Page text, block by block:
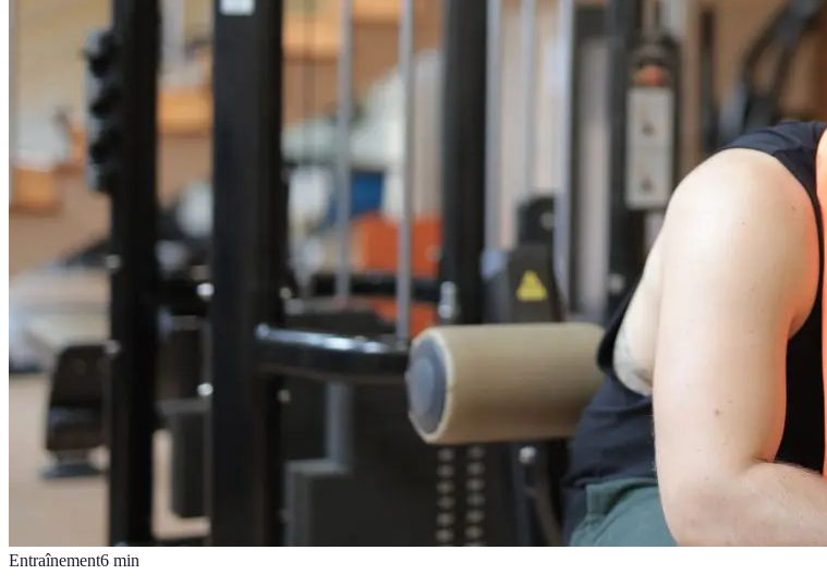
Entraînement6 min